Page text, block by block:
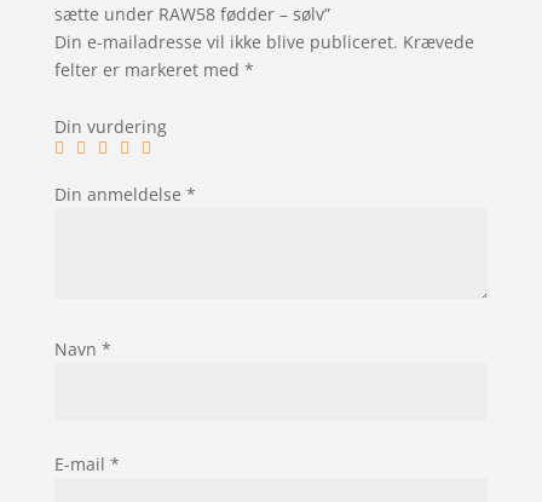
sætte under RAW58 fødder – sølv”
Din e-mailadresse vil ikke blive publiceret. Krævede
felter er markeret med *
Din vurdering
Din anmeldelse *
Navn *
E-mail *